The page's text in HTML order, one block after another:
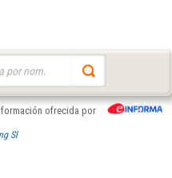
ofrecida por
Sl